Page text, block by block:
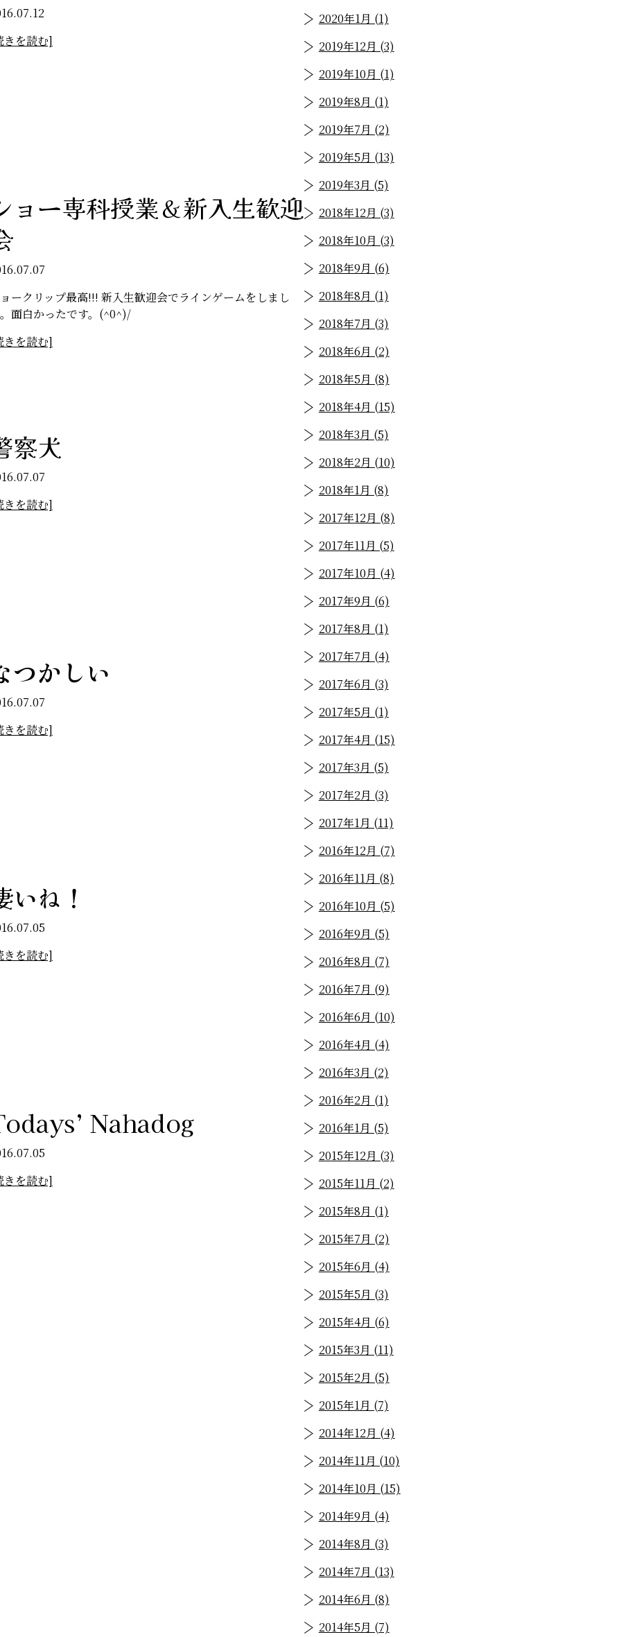
きを読む]
ョー専科授業＆新入生歓迎
ークリップ最高!!! 新入生歓迎会でラインゲームをしまし
面白かったです。(^0^)/
きを読む]
察犬
きを読む]
つかしい
きを読む]
いね！
きを読む]
Nahadog
きを読む]
2020年1月 (1)
2019年12月 (3)
2019年10月 (1)
2019年8月 (1)
2019年7月 (2)
2019年5月 (13)
2019年3月 (5)
2018年12月 (3)
2018年10月 (3)
2018年9月 (6)
2018年8月 (1)
2018年7月 (3)
2018年6月 (2)
2018年5月 (8)
2018年4月 (15)
2018年3月 (5)
2018年2月 (10)
2018年1月 (8)
2017年12月 (8)
2017年11月 (5)
2017年10月 (4)
2017年9月 (6)
2017年8月 (1)
2017年7月 (4)
2017年6月 (3)
2017年5月 (1)
2017年4月 (15)
2017年3月 (5)
2017年2月 (3)
2017年1月 (11)
2016年12月 (7)
2016年11月 (8)
2016年10月 (5)
2016年9月 (5)
2016年8月 (7)
2016年7月 (9)
2016年6月 (10)
2016年4月 (4)
2016年3月 (2)
2016年2月 (1)
2016年1月 (5)
2015年12月 (3)
2015年11月 (2)
2015年8月 (1)
2015年7月 (2)
2015年6月 (4)
2015年5月 (3)
2015年4月 (6)
2015年3月 (11)
2015年2月 (5)
2015年1月 (7)
2014年12月 (4)
2014年11月 (10)
2014年10月 (15)
2014年9月 (4)
2014年8月 (3)
2014年7月 (13)
2014年6月 (8)
2014年5月 (7)